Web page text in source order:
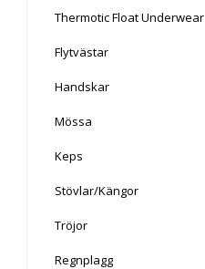
Thermotic Float Underwear
Flytvästar
Handskar
Mössa
Keps
Stövlar/Kängor
Tröjor
Regnplagg